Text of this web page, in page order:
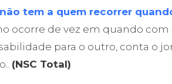
não tem a quem recorrer
ocorre de vez em quando
para o outro, conta o
(NSC Total)